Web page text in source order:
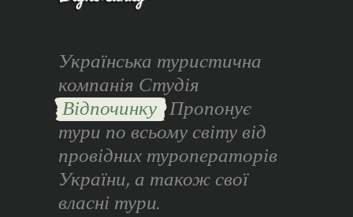
Українська туристична
компанія Студія
Відпочинку Пропонує
тури по всьому світу від
провідних туроператорів
України, а також свої
власні тури.